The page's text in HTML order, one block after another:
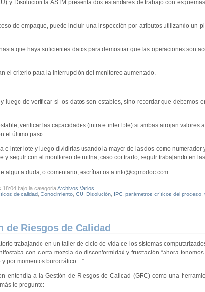
y Disolución la ASTM presenta dos estándares de trabajo con
de empaque, puede incluir una inspección por atributos utilizando un
que haya suficientes datos para demostrar que las operaciones son
el criterio para la interrupción del monitoreo aumentado.
luego de verificar si los datos son estables, sino recordar que debemos
verificar las capacidades (intra e inter lote) si ambas arrojan valores
el último paso.
e inter lote y luego dividirlas usando la mayor de las dos como numerador
y seguir con el monitoreo de rutina, caso contrario, seguir trabajando en
alguna duda, o comentario, escríbanos a info@cgmpdoc.com.
18:04 bajo la categoriaArchivos Varios
de calidad, Conocimiento, CU Disolución, IPC, parámetros críticos del proceso,
de Riesgos de Calidad
trabajando en un taller de ciclo de vida de los sistemas
con cierta mezcla de disconformidad y frustración “ahora
por momentos burocrático…”.
entendía a la Gestión de Riesgos de Calidad (GRC) como una
le pregunté: